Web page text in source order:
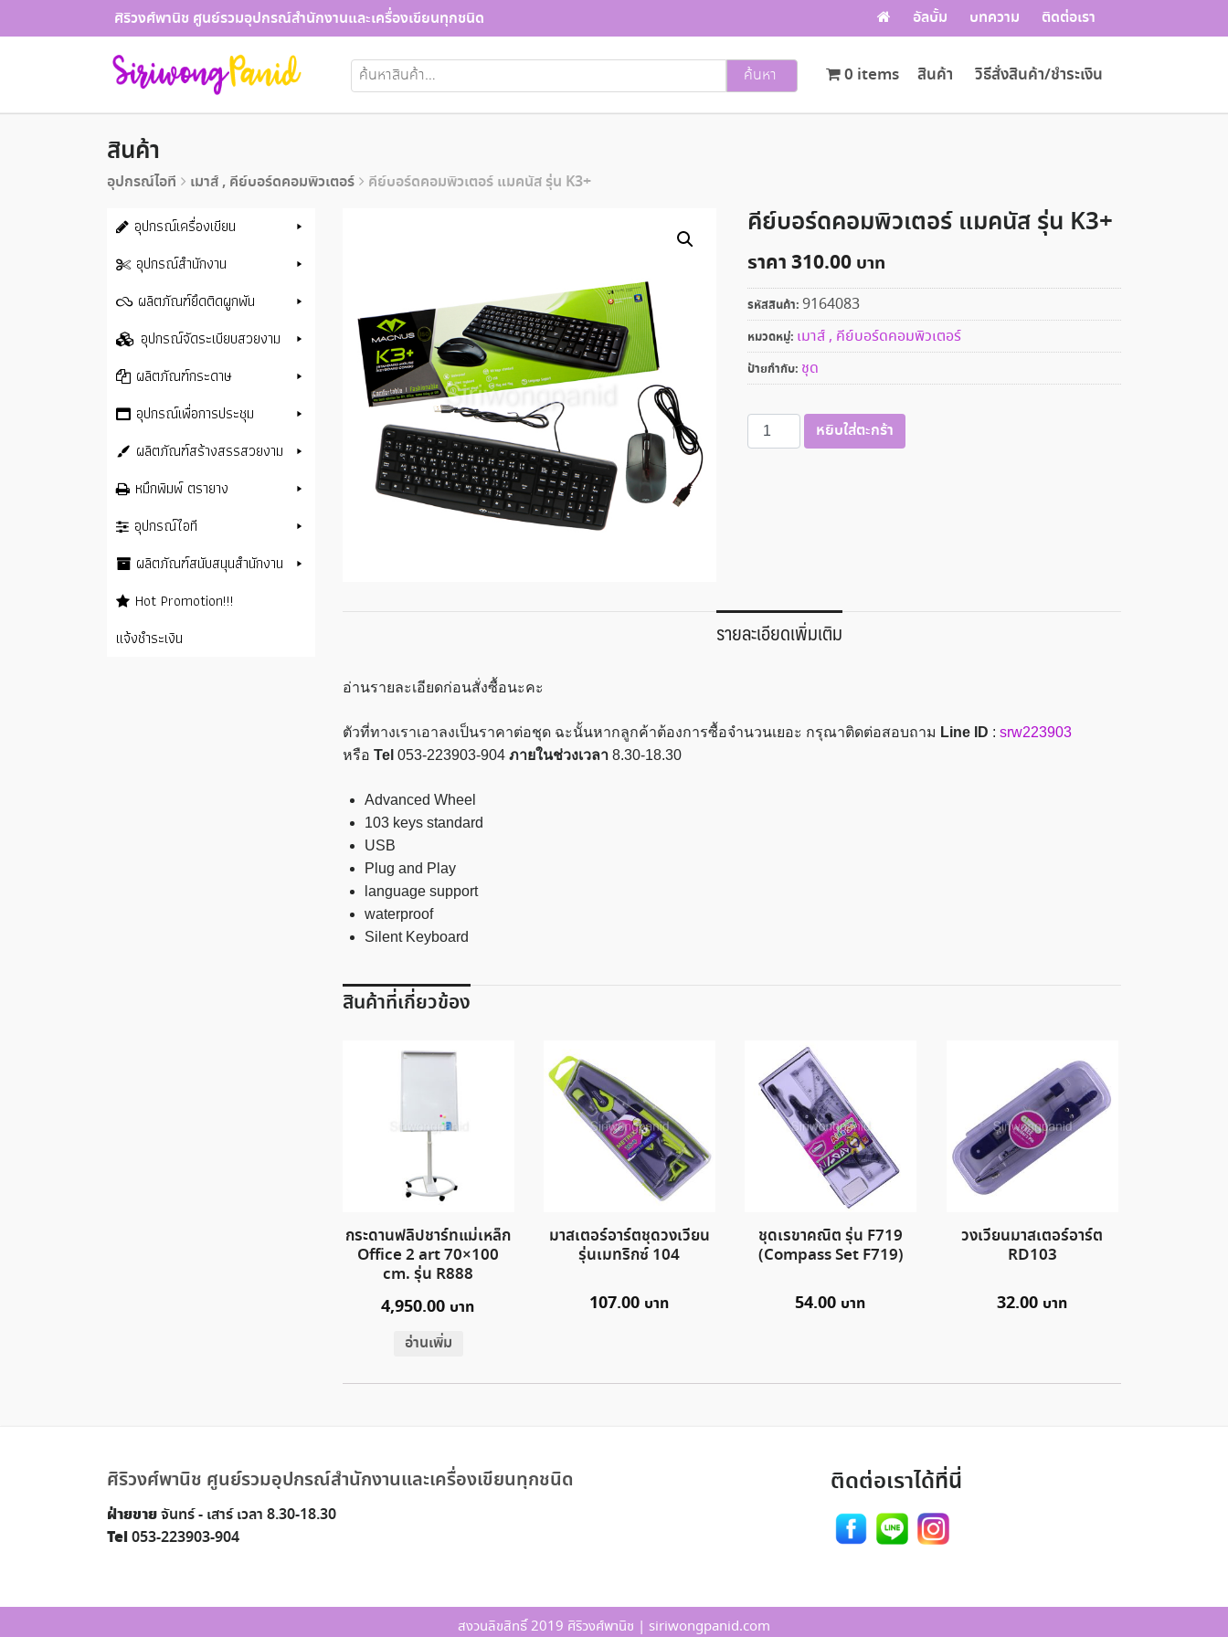
to
ศิริวงศ์พานิช ศูนย์รวมอุปกรณ์สำนักงานและเครื่องเขียนทุกชนิด อัลบั้ม บทความ ติดต่อเรา
ค้นหา: ค้นหา สินค้า วิธีสั่งสินค้า/ชำระเงิน
0 items
สินค้า
อุปกรณ์ไอที เมาส์ , คีย์บอร์ดคอมพิวเตอร์ คีย์บอร์ดคอมพิวเตอร์ แมคนัส รุ่น K3+
คีย์บอร์ดคอมพิวเตอร์ แมคนัส รุ่น K3+
ราคา310.00
รหัสสินค้า: 9164083
หมวดหมู่: เมาส์ , คีย์บอร์ดคอมพิวเตอร์
ป้ายกำกับ: ชุด
จำนวน
คีย์บอร์ด
หยิบใส่ตะกร้า
รายละเอียดเพิ่มเติม
อ่านรายละเอียดก่อนสั่งซื้อนะคะ
ตัวที่ทางเราเอาลงเป็นราคาต่อชุด ฉะนั้นหากลูกค้าต้องการซื้อจำนวนเยอะ กรุณาติดต่อสอบถาม Line ID : srw223903
หรือ Tel 053-223903-904 ภายในช่วงเวลา8.30-18.30
Advanced Wheel
103 keys standard
USB
Plug and Play
language support
waterproof
Silent Keyboard
สินค้าที่เกี่ยวข้อง
กระดานฟลิปชาร์ทแม่เหล็ก
Office 2 art 70×100
cm. รุ่น R888
4,950.00
อ่านเพิ่ม
มาสเตอร์อาร์ตชุดวงเวียน
รุ่นเมทริกซ์ 104
107.00
ชุดเรขาคณิต รุ่น F719
(Compass Set F719)
54.00
วงเวียนมาสเตอร์อาร์ต
RD103
32.00
อุปกรณ์เครื่องเขียน
อุปกรณ์สำนักงาน
ผลิตภัณฑ์ยึดติดผูกพัน
อุปกรณ์จัดระเบียบสวยงาม
ผลิตภัณฑ์กระดาษ
อุปกรณ์เพื่อการประชุม
ผลิตภัณฑ์สร้างสรรสวยงาม
หมึกพิมพ์ ตรายาง
อุปกรณ์ไอที
ผลิตภัณฑ์สนับสนุนสำนักงาน
Hot Promotion!!!
แจ้งชำระเงิน
ศิริวงศ์พานิช ศูนย์รวมอุปกรณ์สำนักงานและเครื่องเขียนทุกชนิด
ฝ่ายขายจันทร์ - เสาร์ เวลา 8.30-18.30
Tel053-223903-904
ติดต่อเราได้ที่นี่
สงวนลิขสิทธิ์ 2019 ศิริวงศ์พานิช | siriwongpanid.com